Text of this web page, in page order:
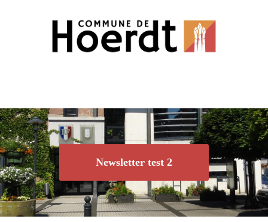
Newsletter test 2